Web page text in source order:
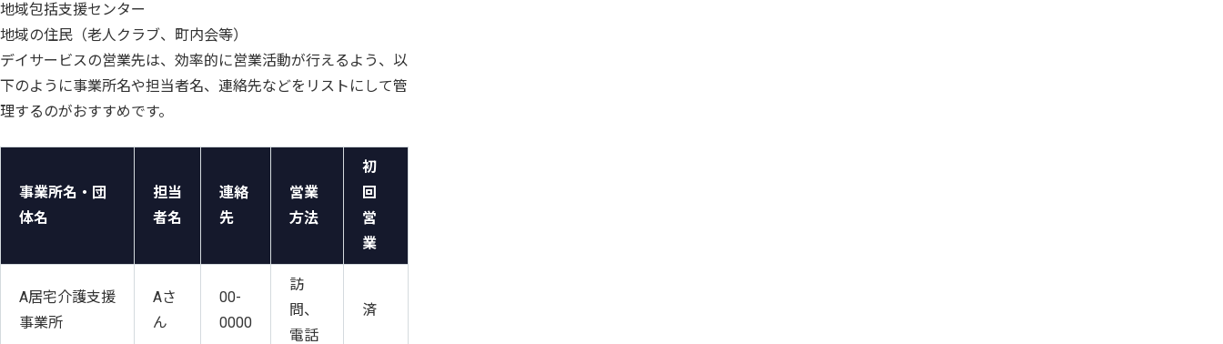
地域包括支援センター
地域の住民（老人クラブ、町内会等）
デイサービスの営業先は、効率的に営業活動が行えるよう、以
下のように事業所名や担当者名、連絡先などをリストにして管
理するのがおすすめです。
事業所名・団
体名
担当
者名
連絡
先
営業
方法
初
回
営
業
A居宅介護支援
事業所
Aさ
ん
00-
0000
訪
問、
電話
済